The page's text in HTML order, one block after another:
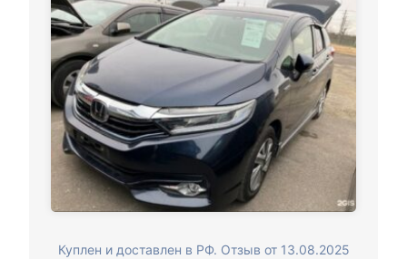
Куплен и доставлен в РФ. Отзыв от 13.08.2025